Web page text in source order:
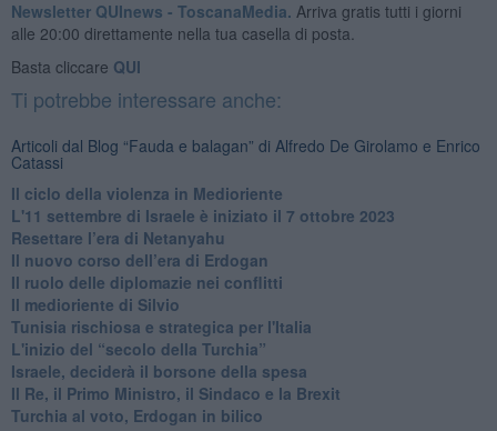
Newsletter QUInews - ToscanaMedia. Arriva gratis tutti i giorni
alle 20:00 direttamente nella tua casella di posta.
Basta cliccare QUI
Ti potrebbe interessare anche:
Articoli dal Blog “Fauda e balagan” di Alfredo De Girolamo e Enrico
Catassi
Il ciclo della violenza in Medioriente
L'11 settembre di Israele è iniziato il 7 ottobre 2023
Resettare l’era di Netanyahu
​Il nuovo corso dell’era di Erdogan
Il ruolo delle diplomazie nei conflitti
Il medioriente di Silvio
Tunisia rischiosa e strategica per l'Italia
L'inizio del “secolo della Turchia”
Israele, deciderà il borsone della spesa
Il Re, il Primo Ministro, il Sindaco e la Brexit
Turchia al voto, Erdogan in bilico